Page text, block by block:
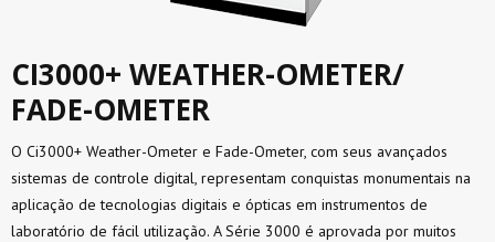
CI3000+ WEATHER-OMETER/
FADE-OMETER
O Ci3000+ Weather-Ometer e Fade-Ometer, com seus avançados
sistemas de controle digital, representam conquistas monumentais na
aplicação de tecnologias digitais e ópticas em instrumentos de
laboratório de fácil utilização. A Série 3000 é aprovada por muitos